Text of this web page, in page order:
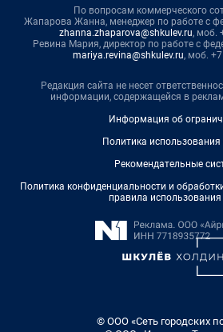
По вопросам коммерческого
Жапарова Жанна, менеджер по работе с
zhanna.zhaparova@shkulev.ru, моб.
Ревина Мария, директор по работе с
mariya.revina@shkulev.ru, моб.
Редакция сайта не несет
информации, содержащейся в
Информация об
Политика использования
Рекомендательные
Политика конфиденциальности и
правила использования
© ООО «Сеть городских